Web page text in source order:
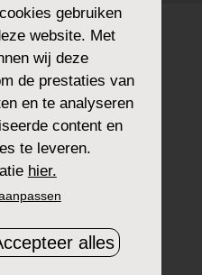
gebruiken
website. Met
wij deze
de prestaties van
en te analyseren
content en
te leveren.
hier.
alles